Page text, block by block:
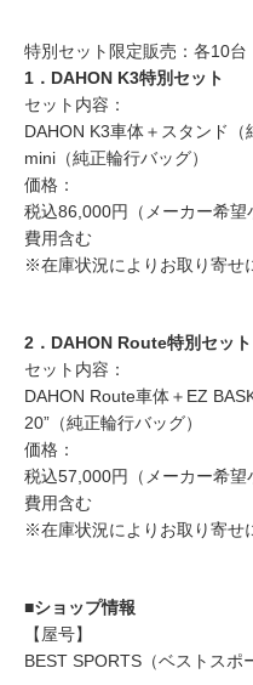
特別セット限定販売：各10台
1．DAHON K3特別セット
セット内容：
DAHON K3車体＋スタンド
mini（純正輪行バッグ）
価格：
税込86,000円（メーカー希
費用含む
※在庫状況によりお取り寄せ
2．DAHON Route特別セット
セット内容：
DAHON Route車体＋EZ
20”（純正輪行バッグ）
価格：
税込57,000円（メーカー希
費用含む
※在庫状況によりお取り寄せ
■ショップ情報
【屋号】
BEST SPORTS（ベストスポ